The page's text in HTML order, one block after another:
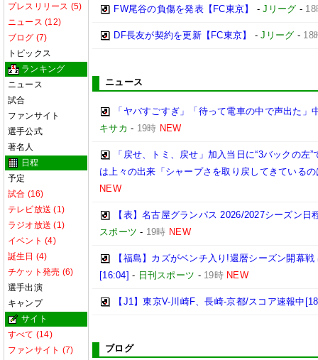
プレスリリース (5)
ニュース (12)
ブログ (7)
トピックス
ランキング
ニュース
試合
ファンサイト
選手公式
著名人
日程
予定
試合 (16)
テレビ放送 (1)
ラジオ放送 (1)
イベント (4)
誕生日 (4)
チケット発売 (6)
選手出演
キャンプ
サイト
すべて (14)
ファンサイト (7)
FW尾谷の負傷を発表【FC東京】 -Jリーグ - 18
DF長友が契約を更新【FC東京】 -Jリーグ - 18
ニュース
「ヤバすごすぎ」「待って電車の中で声出た
キサカ - 19時 NEW
「戻せ、トミ、戻せ」加入当日に“3バックの
は上々の出来「シャープさを取り戻してきている
NEW
【表】名古屋グランパス 2026/2027シーズン
スポーツ - 19時 NEW
【福島】カズがベンチ入り!還暦シーズン開幕
[16:04] - 日刊スポーツ - 19時 NEW
【J1】東京V-川崎F、長崎-京都/スコア速報中
ブログ